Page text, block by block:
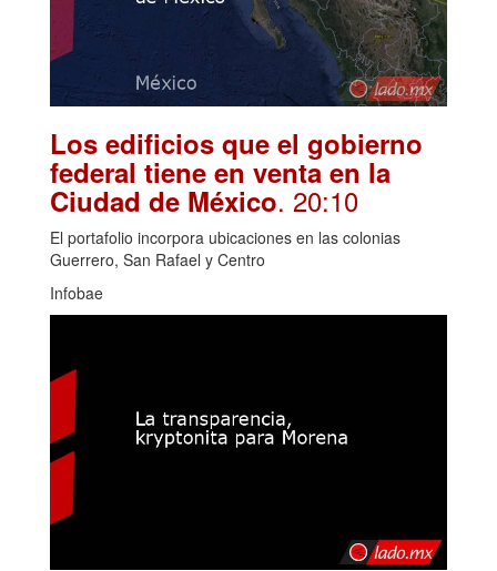
Los edificios que el gobierno
federal tiene en venta en la
Ciudad de México. 20:10
El portafolio incorpora ubicaciones en las colonias
Guerrero, San Rafael y Centro
Infobae